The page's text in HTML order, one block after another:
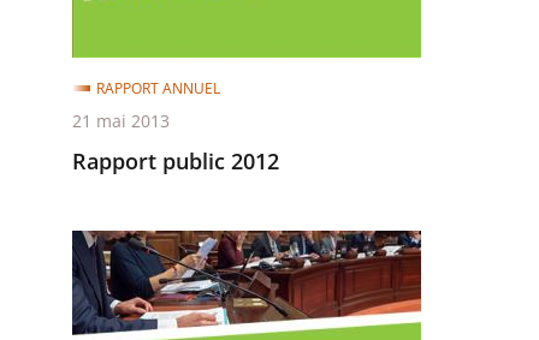
Rapport public 2012
RAPPORT ANNUEL
21 mai 2013
Rapport
public
2009